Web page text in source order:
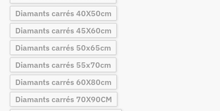
Diamants carrés 40X50cm
Diamants carrés 45X60cm
Diamants carrés 50x65cm
Diamants carrés 55x70cm
Diamants carrés 60X80cm
Diamants carrés 70X90CM